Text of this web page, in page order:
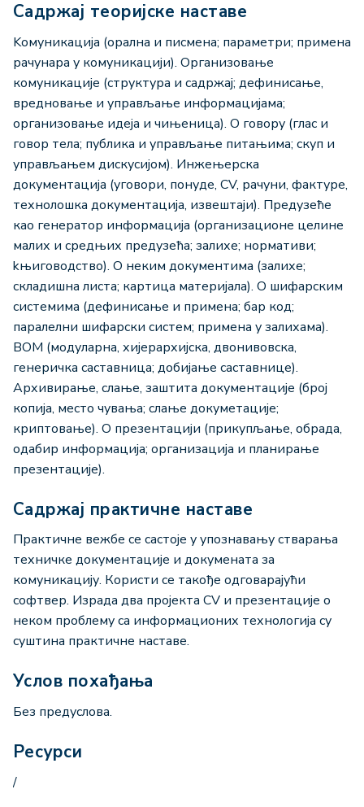
Садржај теоријске наставе
Koмуникација (орална и писмена; параметри; примена
рачунара у комуникацији). Организовање
комуникације (структурa и садржај; дефинисање,
вредновање и управљање информацијама;
организовање идеја и чињеница). О говору (глас и
говор тела; публика и управљање питањима; скуп и
управљањем дискусијом). Инжењерска
документација (уговори, понуде, CV, рачуни, фактуре,
технолошка документација, извештаји). Предузеће
као генератор информација (организационе целине
малих и средњих предузећа; залихe; нормативи;
kњиговодствo). О неким документима (залихe;
складишна листа; картица материјала). О шифарским
системима (дефинисање и примена; бар код;
паралелни шифарски систем; примена у залихама).
BOM (модуларна, хијерархијска, двонивовска,
генеричка саставница; добијањe саставнице).
Архивирање, слање, заштита документације (број
копија, место чувања; слање докуметације;
криптовање). О презентацији (прикупљање, обрада,
одабир информација; организација и планирање
презентације).
Садржај практичне наставе
Практичне вежбе се састоје у упознавању стварања
техничке документације и докумената за
комуникацију. Користи се такође одговарајући
софтвер. Израда два пројекта CV и презентације о
неком проблему са информационих технологија су
суштина практичне наставе.
Услов похађања
Без предуслова.
Ресурси
/